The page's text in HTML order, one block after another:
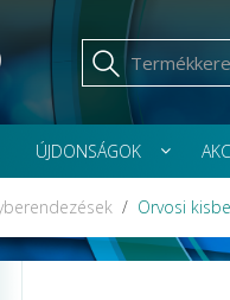
ÚJDONSÁGOK
Orvosi